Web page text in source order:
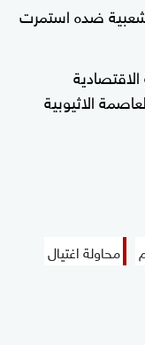
شعبية ضده استمرت
الاثيوبية
محاولة اغتيال